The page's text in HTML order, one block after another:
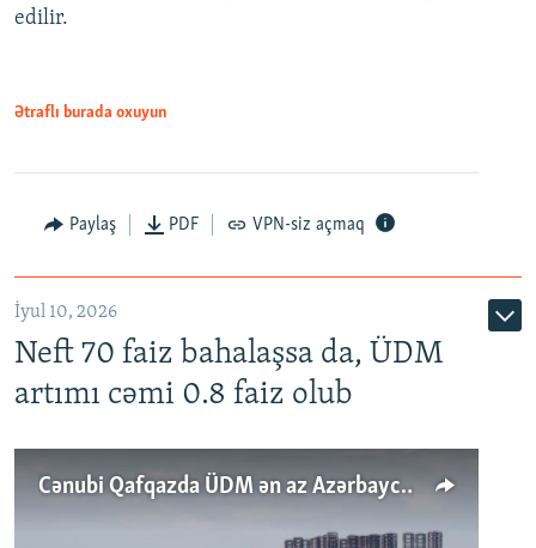
edilir.
Ətraflı burada oxuyun
Paylaş PDF VPN-siz açmaq
İyul 10, 2026
Neft 70 faiz bahalaşsa da, ÜDM
artımı cəmi 0.8 faiz olub
Cənubi Qafqazda ÜDM ən az Azərbaycanda artır: Qonşuları niyə Bakını qabaqlaya bilir?